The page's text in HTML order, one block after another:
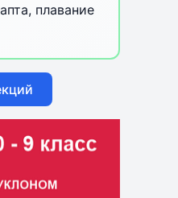
плавание